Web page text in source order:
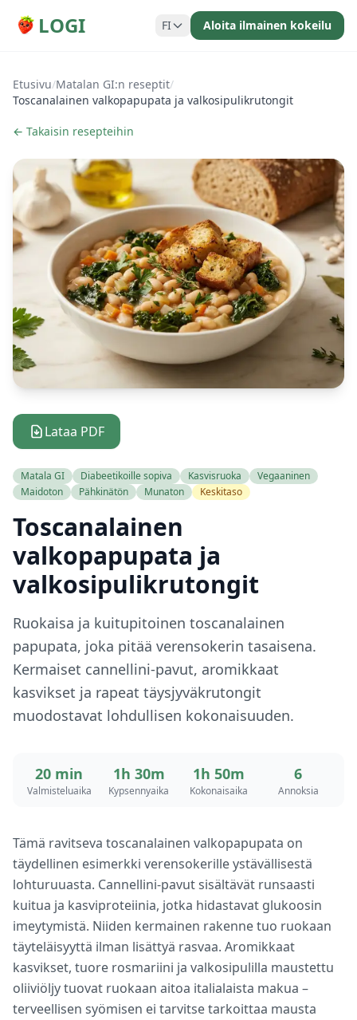
LOGI FI Aloita ilmainen kokeilu
Etusivu/Matalan GI:n reseptit/
Toscanalainen valkopapupata ja valkosipulikrutongit
← Takaisin resepteihin
Lataa PDF
Matala GI Diabeetikoille sopiva Kasvisruoka
Vegaaninen
Maidoton
Pähkinätön Munaton Keskitaso
Toscanalainen
valkopapupata ja
valkosipulikrutongit
Ruokaisa ja kuitupitoinen toscanalainen
papupata, joka pitää verensokerin tasaisena.
Kermaiset cannellini-pavut, aromikkaat
kasvikset ja rapeat täysjyväkrutongit
muodostavat lohdullisen kokonaisuuden.
20 min
Valmisteluaika
1h 30m
Kypsennyaika
1h 50m
Kokonaisaika
6
Annoksia
Tämä ravitseva toscanalainen valkopapupata on
täydellinen esimerkki verensokerille ystävällisestä
lohturuuasta. Cannellini-pavut sisältävät runsaasti
kuitua ja kasviproteiinia, jotka hidastavat glukoosin
imeytymistä. Niiden kermainen rakenne tuo ruokaan
täyteläisyyttä ilman lisättyä rasvaa. Aromikkaat
kasvikset, tuore rosmariini ja valkosipulilla maustettu
oliiviöljy tuovat ruokaan aitoa italialaista makua –
terveellisen syömisen ei tarvitse tarkoittaa mausta